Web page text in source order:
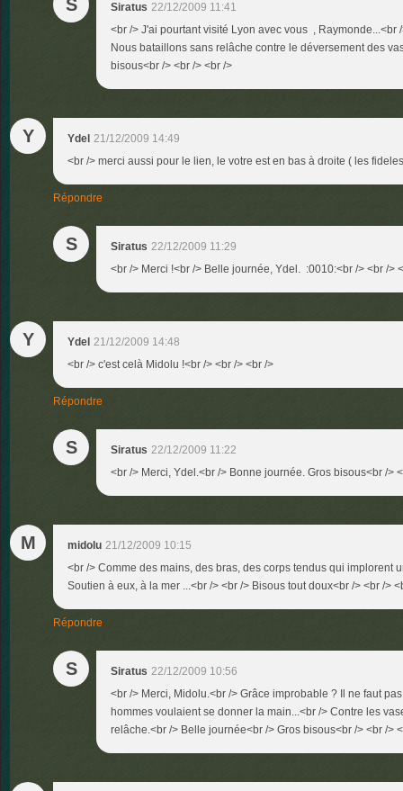
S Siratus 22/12/2009 11:41
<br /> J'ai pourtant visité Lyon avec vous , Raymonde...<br
Nous bataillons sans relâche contre le déversement des
bisous<br /> <br /> <br />
Y Ydel 21/12/2009 14:49
<br /> merci aussi pour le lien, le votre est en bas à droite ( les
Répondre
S Siratus 22/12/2009 11:29
<br /> Merci !<br /> Belle journée, Ydel. :0010:<br /> <br />
Y Ydel 21/12/2009 14:48
<br /> c'est celà Midolu !<br /> <br /> <br />
Répondre
S Siratus 22/12/2009 11:22
<br /> Merci, Ydel.<br /> Bonne journée. Gros bisous<br />
M midolu 21/12/2009 10:15
<br /> Comme des mains, des bras, des corps tendus qui implorent
Soutien à eux, à la mer ...<br /> <br /> Bisous tout doux<br /> <br />
Répondre
S Siratus 22/12/2009 10:56
<br /> Merci, Midolu.<br /> Grâce improbable ? Il ne faut
hommes voulaient se donner la main...<br /> Contre les
relâche.<br /> Belle journée<br /> Gros bisous<br /> <br />